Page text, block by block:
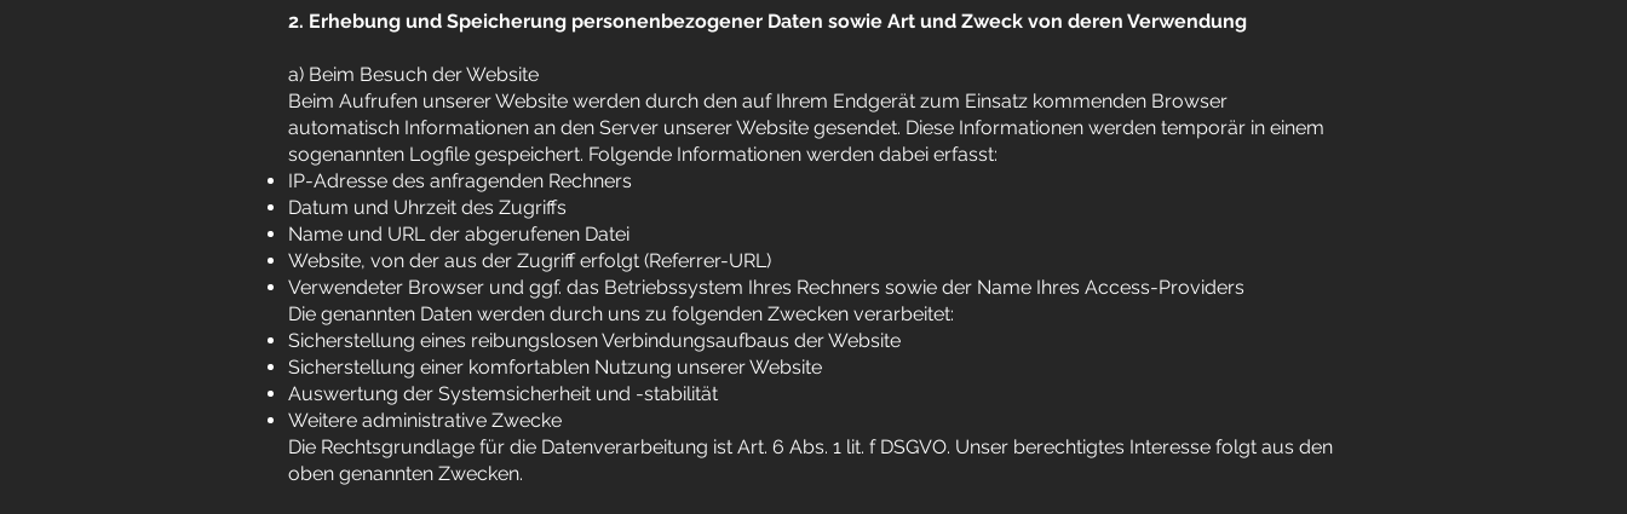
2. Erhebung und Speicherung personenbezogener Daten sowie Art und Zweck von deren Verwendung
a) Beim Besuch der Website
Beim Aufrufen unserer Website werden durch den auf Ihrem Endgerät zum Einsatz kommenden Browser
automatisch Informationen an den Server unserer Website gesendet. Diese Informationen werden temporär in einem
sogenannten Logfile gespeichert. Folgende Informationen werden dabei erfasst:
IP-Adresse des anfragenden Rechners
Datum und Uhrzeit des Zugriffs
Name und URL der abgerufenen Datei
Website, von der aus der Zugriff erfolgt (Referrer-URL)
Verwendeter Browser und ggf. das Betriebssystem Ihres Rechners sowie der Name Ihres Access-Providers
Die genannten Daten werden durch uns zu folgenden Zwecken verarbeitet:
Sicherstellung eines reibungslosen Verbindungsaufbaus der Website
Sicherstellung einer komfortablen Nutzung unserer Website
Auswertung der Systemsicherheit und -stabilität
Weitere administrative Zwecke
Die Rechtsgrundlage für die Datenverarbeitung ist Art. 6 Abs. 1 lit. f DSGVO. Unser berechtigtes Interesse folgt aus den
oben genannten Zwecken.